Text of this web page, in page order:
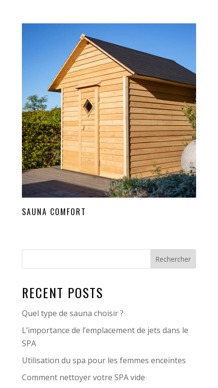
SAUNA COMFORT
Rechercher
RECENT POSTS
Quel type de sauna choisir ?
L’importance de l’emplacement de jets dans le
SPA
Utilisation du spa pour les femmes enceintes
Comment nettoyer votre SPA vide